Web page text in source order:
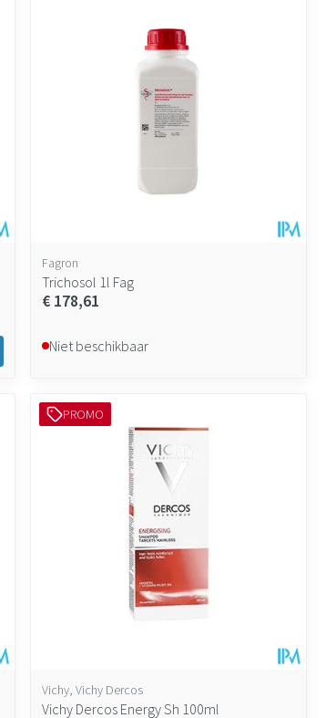
Fagron
Trichosol 1l Fag
€ 178,61
Niet beschikbaar
PROMO
Vichy, Vichy Dercos
Vichy Dercos Energy Sh 100ml